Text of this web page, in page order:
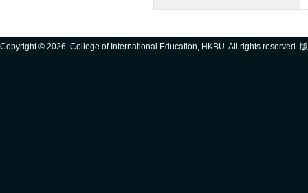
Copyright © 2026. College of International Education, HKBU. All rights reserved.